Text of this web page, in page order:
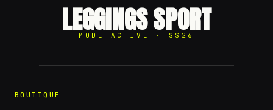
LEGGINGS SPORT
MODE ACTIVE · SS26
BOUTIQUE